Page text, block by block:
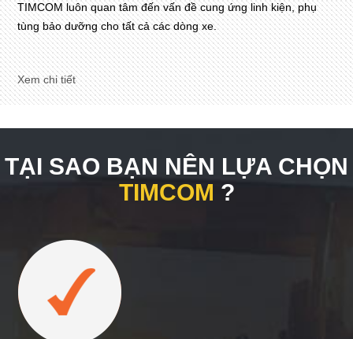
TIMCOM luôn quan tâm đến vấn đề cung ứng linh kiện, phụ
tùng bảo dưỡng cho tất cả các dòng xe.
Xem chi tiết
TẠI SAO BẠN NÊN LỰA CHỌN
TIMCOM ?